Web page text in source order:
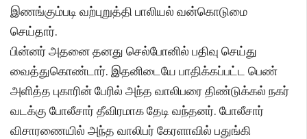
இணங்கும்படி வற்புறுத்தி பாலியல் வன்கொடுமை
செய்தார்.
பின்னர் அதனை தனது செல்போனில் பதிவு செய்து
வைத்துகொண்டார். இதனிடையே பாதிக்கப்பட்ட பெண்
அளித்த புகாரின் பேரில் அந்த வாலிபரை திண்டுக்கல் நகர்
வடக்கு போலீசார் தீவிரமாக தேடி வந்தனர். போலீசார்
விசாரணையில் அந்த வாலிபர் கேரளாவில் பதுங்கி